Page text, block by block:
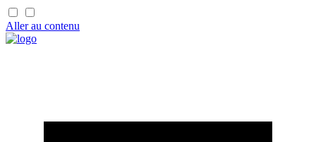
Aller au contenu